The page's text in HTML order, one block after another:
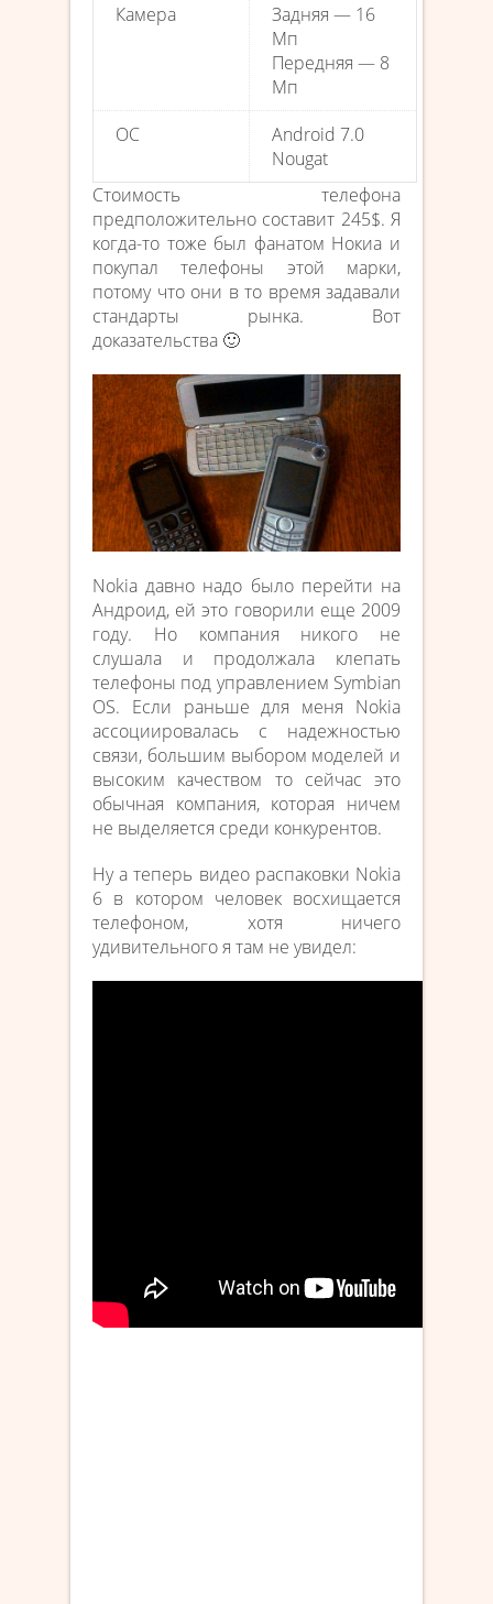
Камера
Задняя — 16
Мп
Передняя — 8
Мп
ОС
Android 7.0
Nougat
Стоимость телефона
предположительно составит 245$. Я
когда-то тоже был фанатом Нокиа и
покупал телефоны этой марки,
потому что они в то время задавали
стандарты рынка. Вот
доказательства 🙂
Nokia давно надо было перейти на
Андроид, ей это говорили еще 2009
году. Но компания никого не
слушала и продолжала клепать
телефоны под управлением Symbian
OS. Если раньше для меня Nokia
ассоциировалась с надежностью
связи, большим выбором моделей и
высоким качеством то сейчас это
обычная компания, которая ничем
не выделяется среди конкурентов.
Ну а теперь видео распаковки Nokia
6 в котором человек восхищается
телефоном, хотя ничего
удивительного я там не увидел: